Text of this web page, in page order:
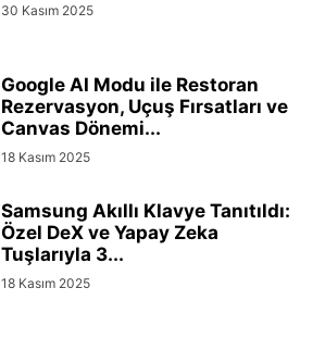
30 Kasım 2025
Google AI Modu ile Restoran
Rezervasyon, Uçuş Fırsatları ve
Canvas Dönemi...
18 Kasım 2025
Samsung Akıllı Klavye Tanıtıldı:
Özel DeX ve Yapay Zeka
Tuşlarıyla 3...
18 Kasım 2025